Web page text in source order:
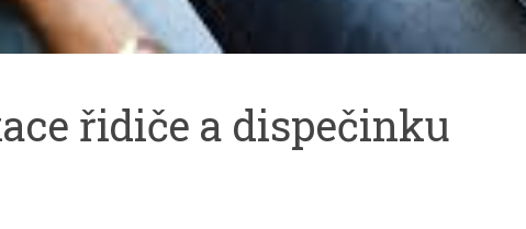
řidiče a dispečinku